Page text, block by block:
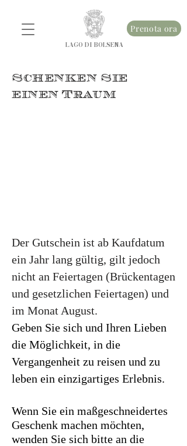
Prenota ora
LAGO DI BOLSENA
Schenken Sie
einen Traum
Der Gutschein ist ab Kaufdatum
ein Jahr lang gültig, gilt jedoch
nicht an Feiertagen (Brückentagen
und gesetzlichen Feiertagen) und
im Monat August.
Geben Sie sich und Ihren Lieben
die Möglichkeit, in die
Vergangenheit zu reisen und zu
leben ein einzigartiges Erlebnis.
Wenn Sie ein maßgeschneidertes
Geschenk machen möchten,
wenden Sie sich bitte an die